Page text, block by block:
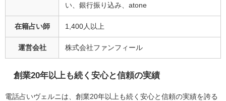
い、銀行振り込み、atone
在籍占い師 1,400人以上
運営会社 株式会社ファンフィール
創業20年以上も続く安心と信頼の実績
電話占いヴェルニは、創業20年以上も続く安心と信頼の実績を誇る